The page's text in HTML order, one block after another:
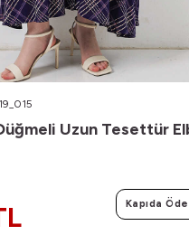
Uzun Tesettür
Kapıda